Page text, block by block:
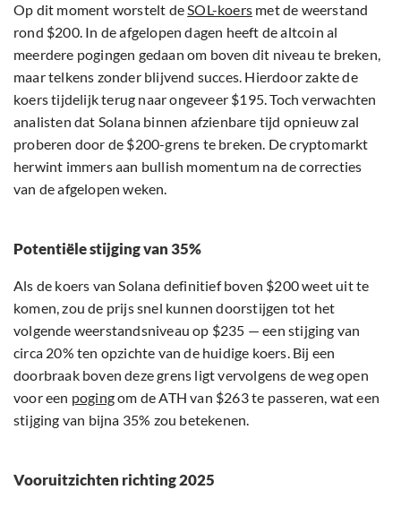
Op dit moment worstelt deSOL-koers met de weerstand
rond $200. In de afgelopen dagen heeft de altcoin al
meerdere pogingen gedaan om boven dit niveau te breken,
maar telkens zonder blijvend succes. Hierdoor zakte de
koers tijdelijk terug naar ongeveer $195. Toch verwachten
analisten dat Solana binnen afzienbare tijd opnieuw zal
proberen door de $200-grens te breken. De cryptomarkt
herwint immers aan bullish momentum na de correcties
van de afgelopen weken.
Potentiële stijging van 35%
Als de koers van Solana definitief boven $200 weet uit te
komen, zou de prijs snel kunnen doorstijgen tot het
volgende weerstandsniveau op $235 — een stijging van
circa 20% ten opzichte van de huidige koers. Bij een
doorbraak boven deze grens ligt vervolgens de weg open
voor een pogingom de ATH van $263 te passeren, wat een
stijging van bijna 35% zou betekenen.
Vooruitzichten richting 2025